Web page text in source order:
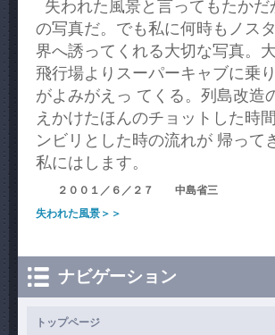
失われた風景と言ってもたかだ
の写真だ。でも私に何時もノス
界へ誘ってくれる大切な写真。
飛行場よりスーパーキャブに乗
がよみがえっ てくる。列島改造
えかけたほんのチョットした時
ンビリとした時の流れが 帰って
私にはします。
２００１／６／２７ 中島省三
失われた風景＞＞
ナビゲーション
トップページ